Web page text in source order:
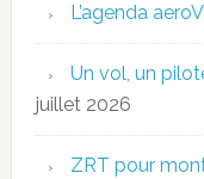
L’agenda
Un vol, un
juillet 2026
ZRT pour